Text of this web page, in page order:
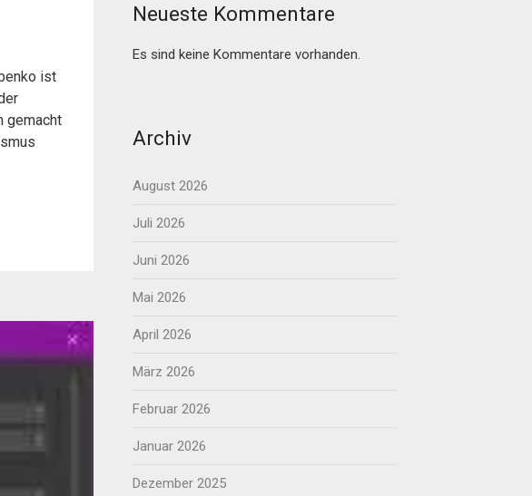
ist
gemacht
Neueste Kommentare
Es sind keine Kommentare vorhanden.
Archiv
August 2026
Juli 2026
Juni 2026
Mai 2026
April 2026
März 2026
Februar 2026
Januar 2026
Dezember 2025